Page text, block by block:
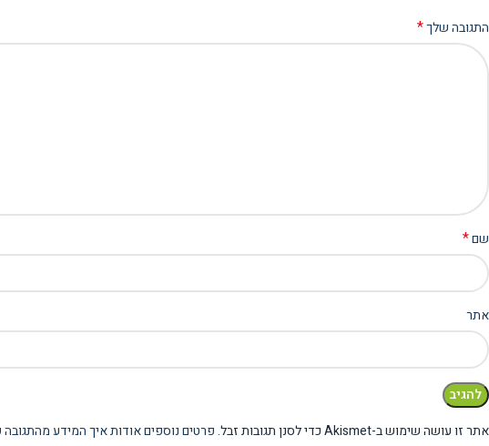
התגובה שלך*
שם*
אתר
אתר זו עושה שימוש ב-Akismet כדי לסנן תגובות זבל. פרטים נוספים אודות איך המידע מהתגובה